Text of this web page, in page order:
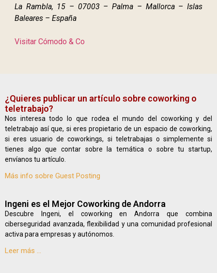
La Rambla, 15 – 07003 – Palma – Mallorca – Islas
Baleares – España
Visitar Cómodo & Co
¿Quieres publicar un artículo sobre coworking o
teletrabajo?
Nos interesa todo lo que rodea el mundo del coworking y del
teletrabajo así que, si eres propietario de un espacio de coworking,
si eres usuario de coworkings, si teletrabajas o simplemente si
tienes algo que contar sobre la temática o sobre tu startup,
envíanos tu artículo.
Más info sobre Guest Posting
Ingeni es el Mejor Coworking de Andorra
Descubre Ingeni, el coworking en Andorra que combina
ciberseguridad avanzada, flexibilidad y una comunidad profesional
activa para empresas y autónomos.
Leer más ...